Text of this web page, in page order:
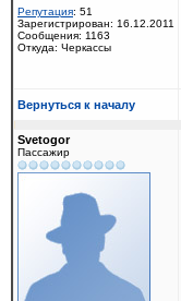
Репутация: 51
Зарегистрирован: 16.12.2011
Сообщения: 1163
Откуда: Черкассы
Вернуться к началу
Svetogor
Пассажир